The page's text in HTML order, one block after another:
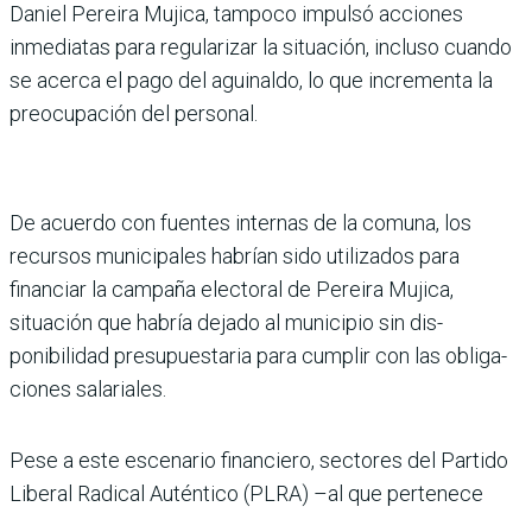
Daniel Pereira Mujica, tampoco impulsó acciones
inmediatas para regularizar la situación, incluso cuando
se acerca el pago del agui­naldo, lo que incrementa la
preocupación del personal.
De acuerdo con fuentes inter­nas de la comuna, los
recur­sos municipales habrían sido utilizados para
financiar la campaña electoral de Pereira Mujica,
situación que habría dejado al municipio sin dis­
ponibilidad presupuestaria para cumplir con las obliga­
ciones salariales.
Pese a este escenario finan­ciero, sectores del Partido
Liberal Radical Auténtico (PLRA) –al que pertenece